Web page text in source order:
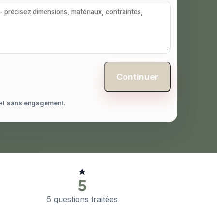
Continuer
sans engagement.
★
5
5 questions traitées